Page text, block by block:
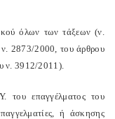
όλων των τάξεων (ν.
2873/2000, του άρθρου
ν. 3912/2011).
του επαγγέλματος του
ή άσκησης